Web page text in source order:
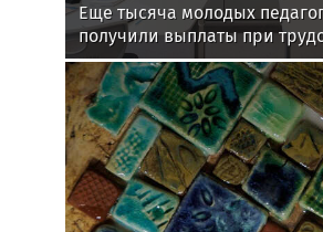
Еще тысяча молодых
получили выплаты при